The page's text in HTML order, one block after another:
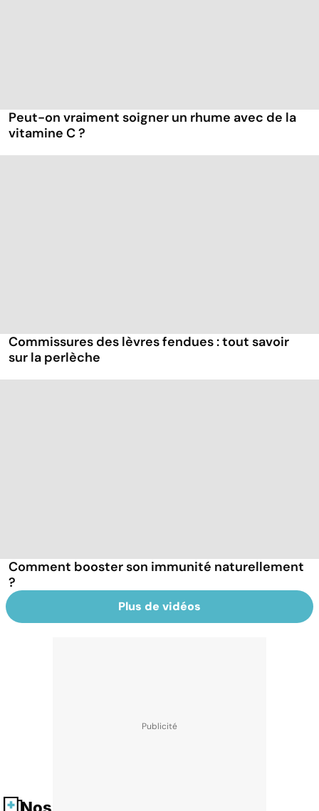
Peut-on vraiment soigner un rhume avec de la
vitamine C ?
Commissures des lèvres fendues : tout savoir
sur la perlèche
Comment booster son immunité naturellement
?
Plus de vidéos
Nos fiches santé